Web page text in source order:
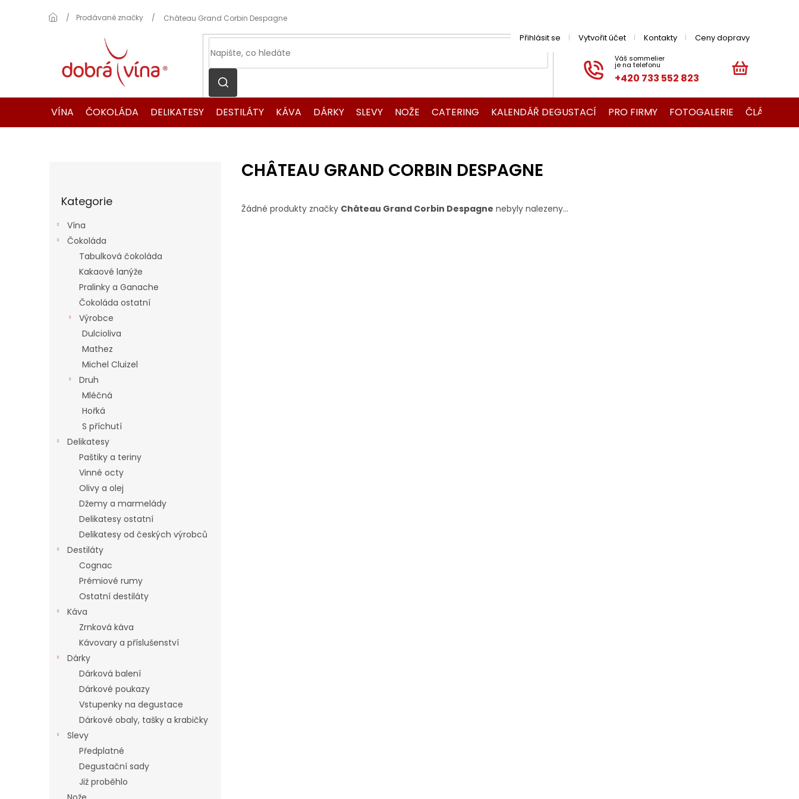
+420 733 552 823
Přihlásit se Vytvořit účet Kontakty Ceny dopravy
KOŠÍK
VÍNA
ČOKOLÁDA DELIKATESY DESTILÁTY KÁVA DÁRKY SLEVY NOŽE CATERING KALENDÁŘ DEGUSTACÍ PRO FIRMY FOTOGALERIE ČLÁNKY O
Domů
Prodávané značky Château Grand Corbin Despagne
kategorie
Kategorie
Vína
Čokoláda
Tabulková čokoláda
Kakaové lanýže
Pralinky a Ganache
Čokoláda ostatní
Výrobce
Dulcioliva
Mathez
Michel Cluizel
Druh
Mléčná
Hořká
S příchutí
Delikatesy
Paštiky a teriny
Vinné octy
Olivy a olej
Džemy a marmelády
Delikatesy ostatní
Delikatesy od českých výrobců
Destiláty
Cognac
Prémiové rumy
Ostatní destiláty
Káva
Zrnková káva
Kávovary a příslušenství
Dárky
Dárková balení
Dárkové poukazy
Vstupenky na degustace
Dárkové obaly, tašky a krabičky
Slevy
Předplatné
Degustační sady
Již proběhlo
CHÂTEAU GRAND CORBIN DESPAGNE
Žádné produkty značky Château Grand Corbin Despagne nebyly nalezeny...